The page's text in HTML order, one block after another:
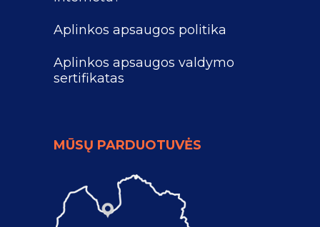
Aplinkos apsaugos politika
Aplinkos apsaugos valdymo
sertifikatas
MŪSŲ PARDUOTUVĖS